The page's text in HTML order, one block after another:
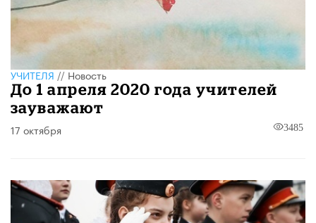
УЧИТЕЛЯ//Новость
До 1 апреля 2020 года учителей
зауважают
17 октября 3485